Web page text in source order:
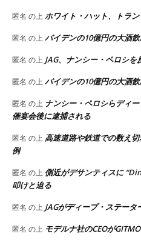
匿名 の上 ホワイト・ハット、トラ
匿名 の上 バイデンの10億円の大酒
匿名 の上 JAG、ナンシー・ペロシ
匿名 の上 バイデンの10億円の大酒
匿名 の上 ナンシー・ペロシらディ
催宴会後に逮捕される
匿名 の上 高速道路や鉄道での数え
例
匿名 の上 側近がデサンティスに
叩けと迫る
匿名 の上 JAGがディープ・ステー
匿名 の上 モデルナ社のCEOが